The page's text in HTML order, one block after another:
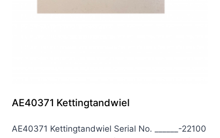
AE40371 Kettingtandwiel
AE40371 Kettingtandwiel Serial No. ______-22100